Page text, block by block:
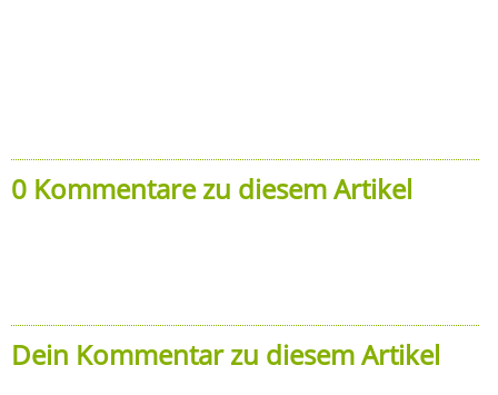
0 Kommentare zu diesem Artikel
Dein Kommentar zu diesem Artikel